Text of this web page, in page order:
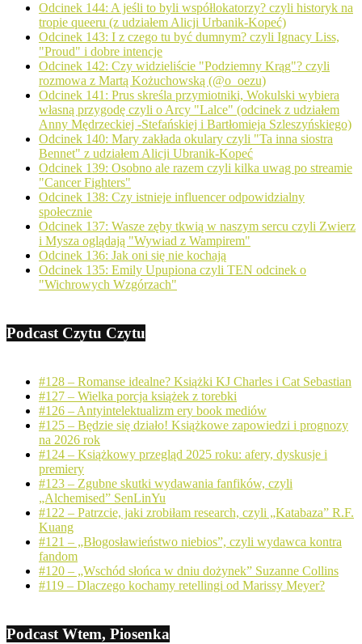
Odcinek 144: A jeśli to byli współlokatorzy? czyli historyk na
tropie queeru (z udziałem Alicji Urbanik-Kopeć)
Odcinek 143: I z czego tu być dumnym? czyli Ignacy Liss,
"Proud" i dobre intencje
Odcinek 142: Czy widzieliście "Podziemny Krąg"? czyli
rozmowa z Martą Kożuchowską (@o_oezu)
Odcinek 141: Prus skreśla przymiotniki, Wokulski wybiera
własną przygodę czyli o Arcy "Lalce" (odcinek z udziałem
Anny Mędrzeckiej -Stefańskiej i Bartłomieja Szleszyńskiego)
Odcinek 140: Mary zakłada okulary czyli "Ta inna siostra
Bennet" z udziałem Alicji Ubranik-Kopeć
Odcinek 139: Osobno ale razem czyli kilka uwag po streamie
"Cancer Fighters"
Odcinek 138: Czy istnieje influencer odpowidzialny
społecznie
Odcinek 137: Wasze zęby tkwią w naszym sercu czyli Zwierz
i Mysza oglądają "Wywiad z Wampirem"
Odcinek 136: Jak oni się nie kochają
Odcinek 135: Emily Upupiona czyli TEN odcinek o
"Wichrowych Wzgórzach"
Podcast Czytu Czytu
#128 – Romanse idealne? Książki KJ Charles i Cat Sebastian
#127 – Wielka porcja książek z torebki
#126 – Antyintelektualizm ery book mediów
#125 – Będzie się działo! Książkowe zapowiedzi i prognozy
na 2026 rok
#124 – Książkowy przegląd 2025 roku: afery, dyskusje i
premiery
#123 – Zgubne skutki wydawania fanfików, czyli
„Alchemised” SenLinYu
#122 – Patrzcie, jaki zrobiłam research, czyli „Katabaza” R.F.
Kuang
#121 – „Błogosławieństwo niebios”, czyli wydawca kontra
fandom
#120 – „Wschód słońca w dniu dożynek” Suzanne Collins
#119 – Dlaczego kochamy retellingi od Marissy Meyer?
Podcast Wtem, Piosenka